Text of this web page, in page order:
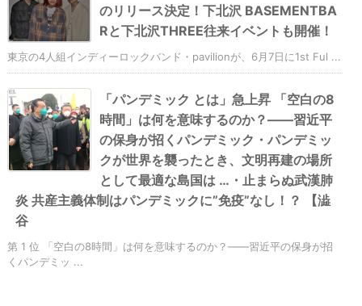
のリリース決定！下北沢 BASEMENTBA
Rと下北沢THREE往来イベントも開催！
東京の4人組インディーロックバンド・pavilionが、6月7日に1st Ful ...
「パンデミック とは」急上昇 「空白の8
時間」は何を意味するのか？――習近平
の保身が招くパンデミック・パンデミッ
クが世界を襲ったとき、文明再建の場所
として最適な島国は …・止まらぬ武漢肺
炎 共産主義体制はパンデミックに”免疫”なし！？ 【澁
谷
第 1 位 「空白の8時間」は何を意味するのか？――習近平の保身が招
くパンデミッ ...